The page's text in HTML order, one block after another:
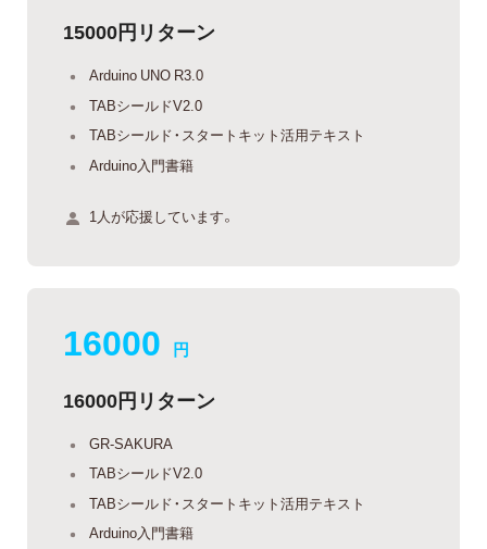
15000円リターン
Arduino UNO R3.0
TABシールドV2.0
TABシールド・スタートキット活用テキスト
Arduino入門書籍
1人が応援しています。
16000 円
16000円リターン
GR-SAKURA
TABシールドV2.0
TABシールド・スタートキット活用テキスト
Arduino入門書籍